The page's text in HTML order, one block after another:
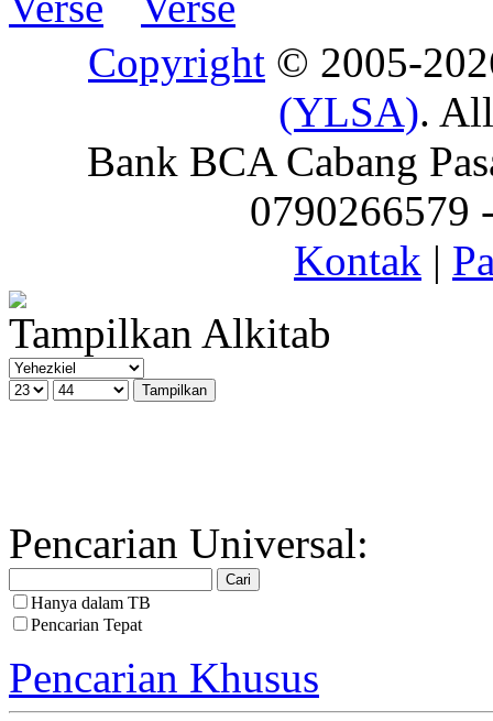
Copyright © 2005-
(YLSA).
Bank BCA Cabang
0790266579
Kontak |
Tampilkan Alkitab
Pencarian Universal:
Hanya dalam TB
Pencarian Tepat
Pencarian Khusus